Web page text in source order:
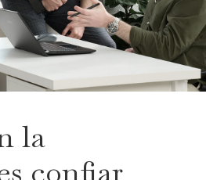
la
confiar